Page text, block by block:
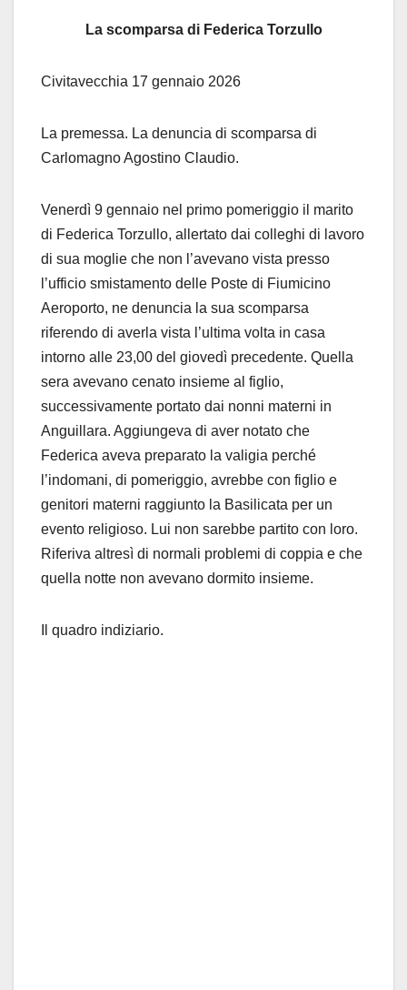
La scomparsa di Federica Torzullo
Civitavecchia 17 gennaio 2026
La premessa. La denuncia di scomparsa di
Carlomagno Agostino Claudio.
Venerdì 9 gennaio nel primo pomeriggio il marito
di Federica Torzullo, allertato dai colleghi di lavoro
di sua moglie che non l’avevano vista presso
l’ufficio smistamento delle Poste di Fiumicino
Aeroporto, ne denuncia la sua scomparsa
riferendo di averla vista l’ultima volta in casa
intorno alle 23,00 del giovedì precedente. Quella
sera avevano cenato insieme al figlio,
successivamente portato dai nonni materni in
Anguillara. Aggiungeva di aver notato che
Federica aveva preparato la valigia perché
l’indomani, di pomeriggio, avrebbe con figlio e
genitori materni raggiunto la Basilicata per un
evento religioso. Lui non sarebbe partito con loro.
Riferiva altresì di normali problemi di coppia e che
quella notte non avevano dormito insieme.
Il quadro indiziario.